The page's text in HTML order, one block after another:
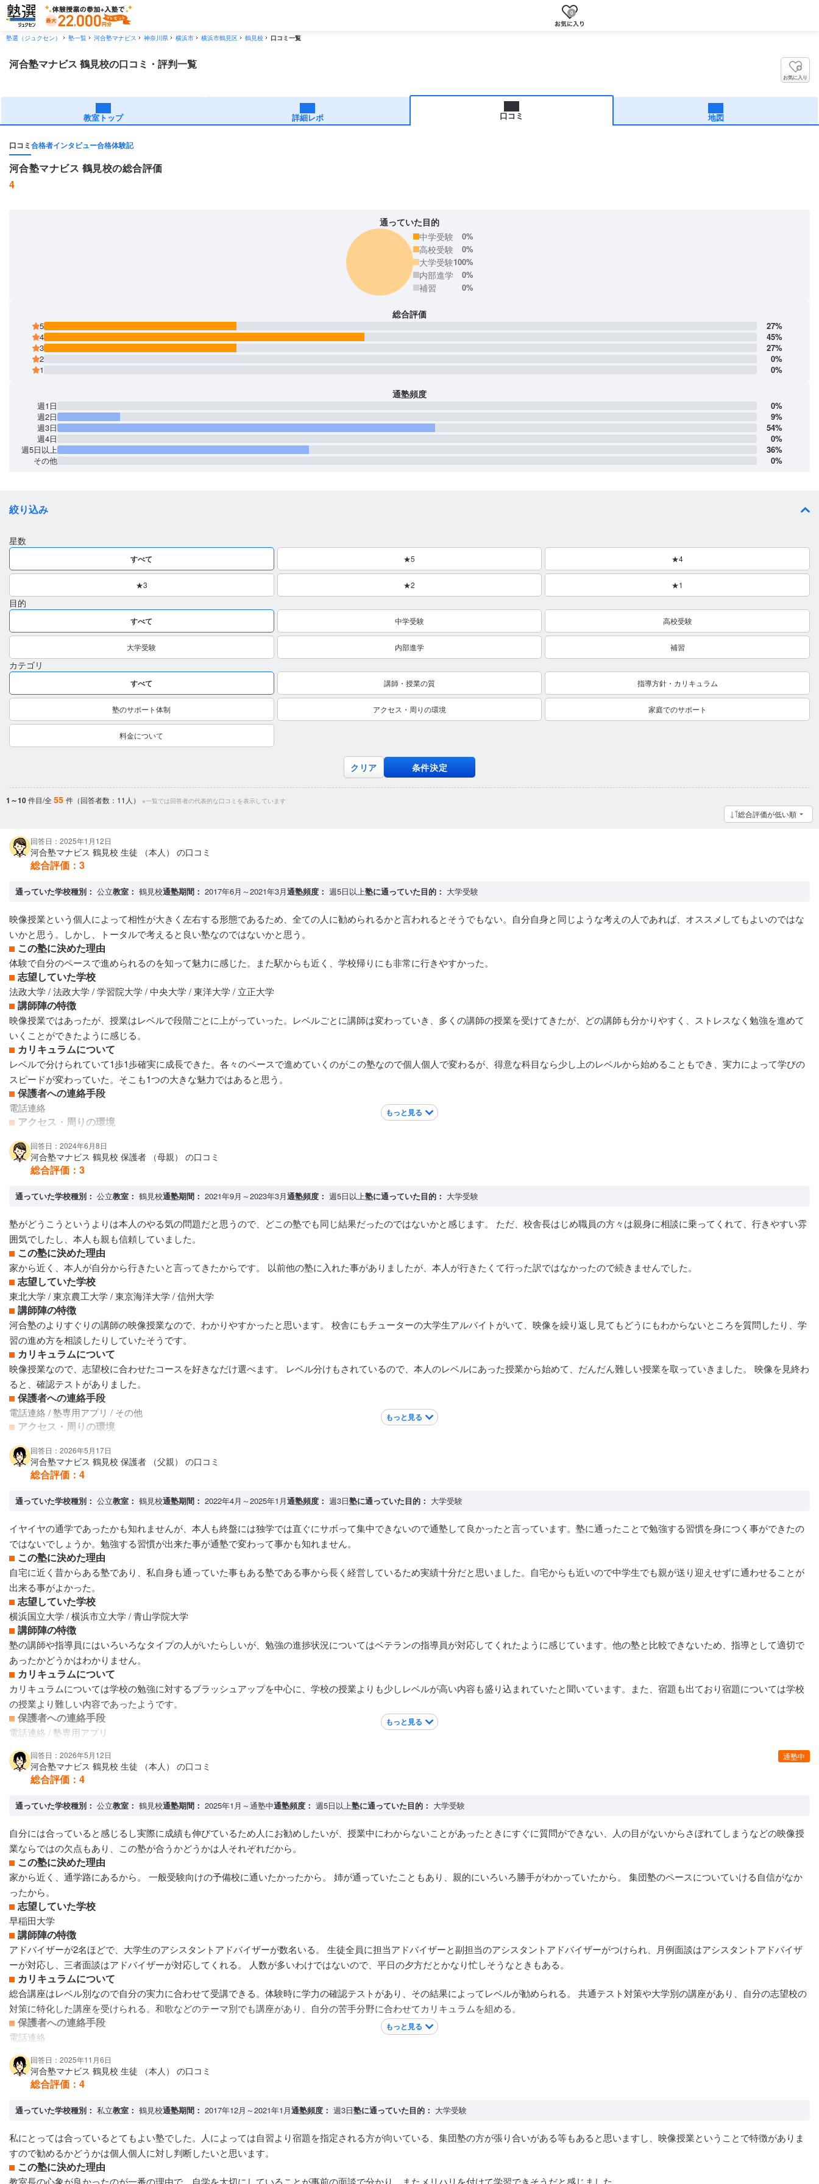
0
塾選（ジュクセン） 塾一覧 河合塾マナビス 神奈川県 横浜市 横浜市鶴見区 鶴見校 口コミ一覧
河合塾マナビス 鶴見校の口コミ・評判一覧
お気に入り
教室トップ 詳細レポ 口コミ 地図
口コミ合格者インタビュー合格体験記
河合塾マナビス 鶴見校の総合評価
4
通っていた目的
中学受験
0%
高校受験 0%
大学受験100%
内部進学 0%
補習 0%
総合評価
5
27%
4
45%
3
27%
2
0%
1
0%
通塾頻度
週1日
0%
週2日
9%
週3日
54%
週4日
0%
週5日以上
36%
その他
0%
絞り込み
星数
すべて ★5 ★4
★3 ★2 ★1
目的
すべて 中学受験 高校受験
大学受験 内部進学 補習
カテゴリ
すべて 講師・授業の質 指導方針・カリキュラム
塾のサポート体制 アクセス・周りの環境 家庭でのサポート
料金について
クリア 条件決定
1～10件目/全 55 件（回答者数：11人） ※一覧では回答者の代表的な口コミを表示しています
総合評価が低い順
回答日：2025年1月12日
河合塾マナビス 鶴見校 生徒 （本人） の口コミ
総合評価： 3
通っていた学校種別： 公立教室： 鶴見校通塾期間： 2017年6月～2021年3月通塾頻度： 週5日以上塾に通っていた目的： 大学受験
映像授業という個人によって相性が大きく左右する形態であるため、全ての人に勧められるかと言われるとそうでもない。自分自身と同じような考えの人であれば、オススメしてもよいのではな
いかと思う。しかし、トータルで考えると良い塾なのではないかと思う。
この塾に決めた理由
体験で自分のペースで進められるのを知って魅力に感じた。また駅からも近く、学校帰りにも非常に行きやすかった。
志望していた学校
法政大学 / 法政大学 / 学習院大学 / 中央大学 / 東洋大学 / 立正大学
講師陣の特徴
映像授業ではあったが、授業はレベルで段階ごとに上がっていった。レベルごとに講師は変わっていき、多くの講師の授業を受けてきたが、どの講師も分かりやすく、ストレスなく勉強を進めて
いくことができたように感じる。
カリキュラムについて
レベルで分けられていて1歩1歩確実に成長できた。各々のペースで進めていくのがこの塾なので個人個人で変わるが、得意な科目なら少し上のレベルから始めることもでき、実力によって学びの
スピードが変わっていた。そこも1つの大きな魅力ではあると思う。
保護者への連絡手段
電話連絡
アクセス・周りの環境
もっと見る
回答日：2024年6月8日
河合塾マナビス 鶴見校 保護者 （母親） の口コミ
総合評価： 3
通っていた学校種別： 公立教室： 鶴見校通塾期間： 2021年9月～2023年3月通塾頻度： 週5日以上塾に通っていた目的： 大学受験
塾がどうこうというよりは本人のやる気の問題だと思うので、どこの塾でも同じ結果だったのではないかと感じます。 ただ、校舎長はじめ職員の方々は親身に相談に乗ってくれて、行きやすい雰
囲気でしたし、本人も親も信頼していました。
この塾に決めた理由
家から近く、本人が自分から行きたいと言ってきたからです。 以前他の塾に入れた事がありましたが、本人が行きたくて行った訳ではなかったので続きませんでした。
志望していた学校
東北大学 / 東京農工大学 / 東京海洋大学 / 信州大学
講師陣の特徴
河合塾のよりすぐりの講師の映像授業なので、わかりやすかったと思います。 校舎にもチューターの大学生アルバイトがいて、映像を繰り返し見てもどうにもわからないところを質問したり、学
習の進め方を相談したりしていたそうです。
カリキュラムについて
映像授業なので、志望校に合わせたコースを好きなだけ選べます。 レベル分けもされているので、本人のレベルにあった授業から始めて、だんだん難しい授業を取っていきました。 映像を見終わ
ると、確認テストがありました。
保護者への連絡手段
電話連絡 / 塾専用アプリ / その他
アクセス・周りの環境
もっと見る
回答日：2026年5月17日
河合塾マナビス 鶴見校 保護者 （父親） の口コミ
総合評価： 4
通っていた学校種別： 公立教室： 鶴見校通塾期間： 2022年4月～2025年1月通塾頻度： 週3日塾に通っていた目的： 大学受験
イヤイヤの通学であったかも知れませんが、本人も終盤には独学では直ぐにサボって集中できないので通塾して良かったと言っています。塾に通ったことで勉強する習慣を身につく事ができたの
ではないでしょうか。勉強する習慣が出来た事が通塾で変わって事かも知れません。
この塾に決めた理由
自宅に近く昔からある塾であり、私自身も通っていた事もある塾である事から長く経営しているため実績十分だと思いました。自宅からも近いので中学生でも親が送り迎えせずに通わせることが
出来る事がよかった。
志望していた学校
横浜国立大学 / 横浜市立大学 / 青山学院大学
講師陣の特徴
塾の講師や指導員にはいろいろなタイプの人がいたらしいが、勉強の進捗状況についてはベテランの指導員が対応してくれたように感じています。他の塾と比較できないため、指導として適切で
あったかどうかはわかりません。
カリキュラムについて
カリキュラムについては学校の勉強に対するブラッシュアップを中心に、学校の授業よりも少しレベルが高い内容も盛り込まれていたと聞いています。また、宿題も出ており宿題については学校
の授業より難しい内容であったようです。
保護者への連絡手段
電話連絡 / 塾専用アプリ
兎に角、自宅から近い事がよかった。鶴見は住宅街であり治安もとても良いがそれでも中学生の間は夜に一人で通学させる事は心配だったが自宅から近くて安全に通学する事が出来た。
もっと見る
通塾中
回答日：2026年5月12日
河合塾マナビス 鶴見校 生徒 （本人） の口コミ
総合評価： 4
通っていた学校種別： 公立教室： 鶴見校通塾期間： 2025年1月～通塾中通塾頻度： 週5日以上塾に通っていた目的： 大学受験
自分には合っていると感じるし実際に成績も伸びているため人にお勧めしたいが、授業中にわからないことがあったときにすぐに質問ができない、人の目がないからさぼれてしまうなどの映像授
業ならではの欠点もあり、この塾が合うかどうかは人それぞれだから。
この塾に決めた理由
家から近く、通学路にあるから。 一般受験向けの予備校に通いたかったから。 姉が通っていたこともあり、親的にいろいろ勝手がわかっていたから。 集団塾のペースについていける自信がなか
ったから。
志望していた学校
早稲田大学
講師陣の特徴
アドバイザーが2名ほどで、大学生のアシスタントアドバイザーが数名いる。 生徒全員に担当アドバイザーと副担当のアシスタントアドバイザーがつけられ、月例面談はアシスタントアドバイザ
ーが対応し、三者面談はアドバイザーが対応してくれる。 人数が多いわけではないので、平日の夕方だとかなり忙しそうなときもある。
カリキュラムについて
総合講座はレベル別なので自分の実力に合わせて受講できる。体験時に学力の確認テストがあり、その結果によってレベルが勧められる。 共通テスト対策や大学別の講座があり、自分の志望校の
対策に特化した講座を受けられる。和歌などのテーマ別でも講座があり、自分の苦手分野に合わせてカリキュラムを組める。
保護者への連絡手段
電話連絡
駅にあるので電車が通る音がする
もっと見る
回答日：2025年11月6日
河合塾マナビス 鶴見校 生徒 （本人） の口コミ
総合評価： 4
通っていた学校種別： 私立教室： 鶴見校通塾期間： 2017年12月～2021年1月通塾頻度： 週3日塾に通っていた目的： 大学受験
私にとっては合っているとてもよい塾でした。人によっては自習より宿題を指定される方が向いている、集団塾の方が張り合いがある等もあると思いますし、映像授業ということで特徴がありま
すので勧めるかどうかは個人個人に対し判断したいと思います。
この塾に決めた理由
教室長の心象が良かったのが一番の理由で、自学を大切にしていることが事前の面談で分かり、またメリハリを付けて学習できそうだと感じました。